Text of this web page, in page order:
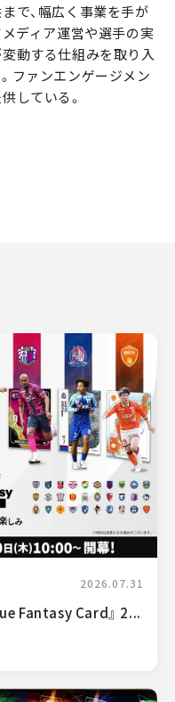
で、幅広く事業を手が
ディア運営や選手の実
動する仕組みを取り入
ファンエンゲージメン
している。
2026.07.31
Fantasy Card』 2...